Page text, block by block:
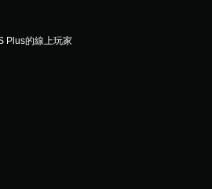
Plus的線上玩家